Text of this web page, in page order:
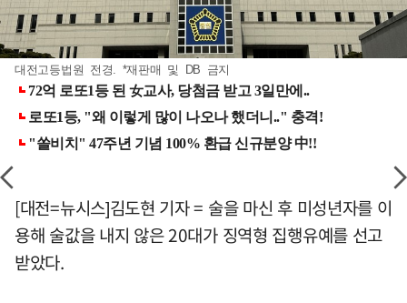
대전고등법원 전경. *재판매 및 DB 금지
[대전=뉴시스]김도현 기자 = 술을 마신 후 미성년자를 이
용해 술값을 내지 않은 20대가 징역형 집행유예를 선고
받았다.